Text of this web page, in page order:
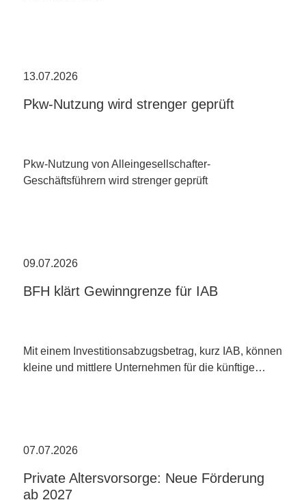
13.07.2026
Pkw-Nutzung wird strenger geprüft
Pkw-Nutzung von Alleingesellschafter-
Geschäftsführern wird strenger geprüft
09.07.2026
BFH klärt Gewinngrenze für IAB
Mit einem Investitionsabzugsbetrag, kurz IAB, können
kleine und mittlere Unternehmen für die künftige…
07.07.2026
Private Altersvorsorge: Neue Förderung
ab 2027